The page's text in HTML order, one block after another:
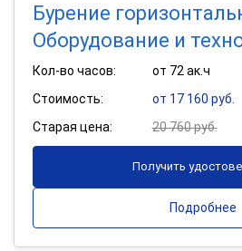
Бурение
Оборудование и
Кол-во часов:
от 72 ак.ч
Стоимость:
от 17 160 руб.
Старая цена:
20 760 руб.
Получить
Подробнее